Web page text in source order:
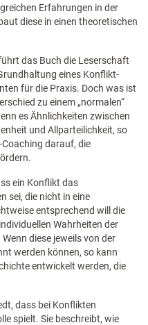
Erfahrungen in der
diese in einen theoretischen
das Buch die Leserschaft
eines Konflikt-
für die Praxis. Doch was ist
zu einem „normalen“
es Ähnlichkeiten zwischen
und Allparteilichkeit, so
darauf, die
ein Konflikt das
sei, die nicht in eine
entsprechend will die
Wahrheiten der
diese jeweils von der
werden können, so kann
entwickelt werden, die
dass bei Konflikten
spielt. Sie beschreibt, wie